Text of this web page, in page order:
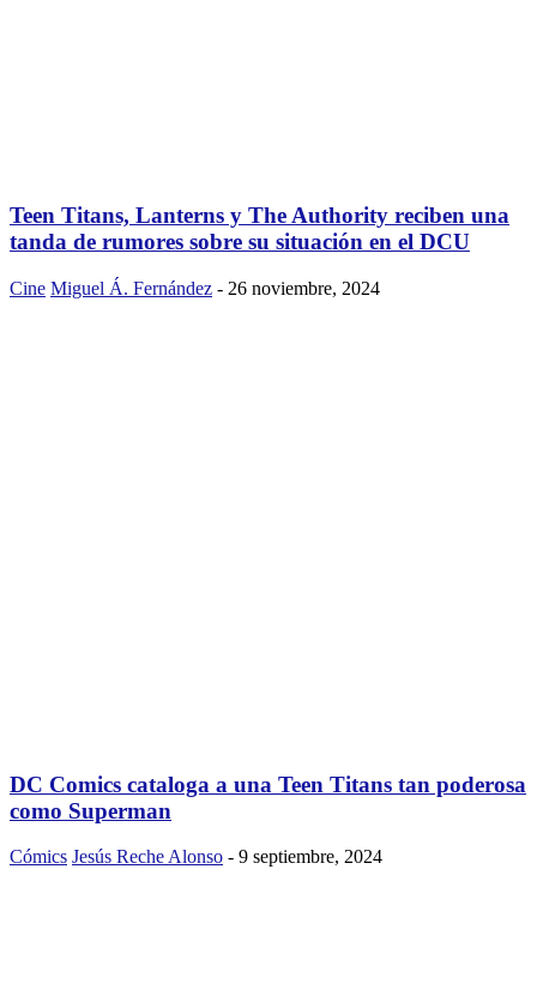
Teen Titans, Lanterns y The Authority reciben una
tanda de rumores sobre su situación en el DCU
Cine Miguel Á. Fernández - 26 noviembre, 2024
DC Comics cataloga a una Teen Titans tan poderosa
como Superman
Cómics Jesús Reche Alonso - 9 septiembre, 2024